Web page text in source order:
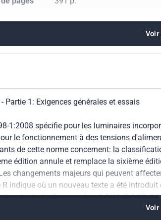
un seul moyen de
Exigences pour la
des corrigenda d'octobre
cet exemplaire.
29.140.40Luminaires
tirage
Voir
Partie 1: Exigences générales et essais
1:2008 spécifie pour les luminaires
le fonctionnement à des tensions
de cette norme concernent: la
édition annule et remplace la sixième
changements majeurs qui peuvent
R indique où un nouveau texte a été
soit retesté. Paragraphes 1.2.71, 3.2.19,
et la protection UV. Paragraphes 1.2.42,Voir